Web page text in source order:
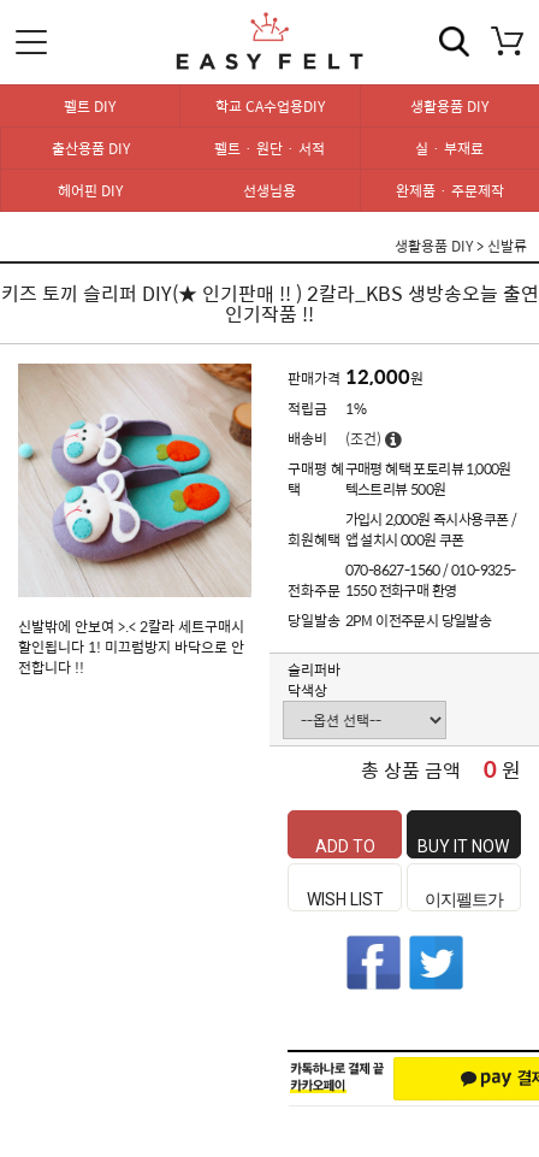
펠트 DIY 학교 CA수업용DIY
생활용품 DIY
출산용품 DIY
펠트 · 원단 · 서적
실 · 부재료
헤어핀 DIY
선생님용 완제품 · 주문제작
생활용품 DIY> 신발류
키즈 토끼 슬리퍼 DIY(★ 인기판매 !! ) 2칼라_KBS 생방송오늘 출연
인기작품 !!
신발밖에 안보여 >.< 2칼라 세트구매시
할인됩니다 1! 미끄럼방지 바닥으로 안
전합니다 !!
판매가격 12,000원
적립금
1%
배송비
(조건)
구매평 혜
택
구매평 혜택 포토리뷰 1,000원
텍스트리뷰 500원
회원혜택
가입시 2,000원 즉시사용쿠폰 /
앱 설치시 000원 쿠폰
전화주문
070-8627-1560 / 010-9325-
1550 전화구매 환영
당일발송 2PM 이전주문시 당일발송
슬리퍼바
닥색상
총 상품 금액 0원
ADD TO
CART
BUY IT NOW
WISH LIST 이지펠트가
좋은 이유